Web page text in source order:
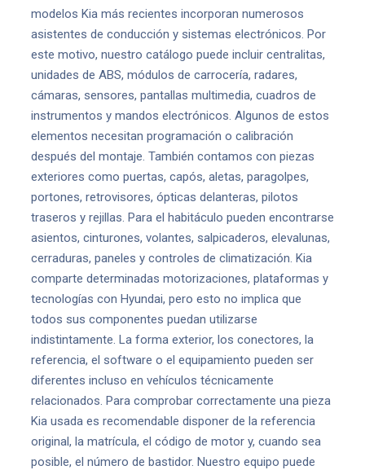
modelos Kia más recientes incorporan numerosos
asistentes de conducción y sistemas electrónicos. Por
este motivo, nuestro catálogo puede incluir centralitas,
unidades de ABS, módulos de carrocería, radares,
cámaras, sensores, pantallas multimedia, cuadros de
instrumentos y mandos electrónicos. Algunos de estos
elementos necesitan programación o calibración
después del montaje. También contamos con piezas
exteriores como puertas, capós, aletas, paragolpes,
portones, retrovisores, ópticas delanteras, pilotos
traseros y rejillas. Para el habitáculo pueden encontrarse
asientos, cinturones, volantes, salpicaderos, elevalunas,
cerraduras, paneles y controles de climatización. Kia
comparte determinadas motorizaciones, plataformas y
tecnologías con Hyundai, pero esto no implica que
todos sus componentes puedan utilizarse
indistintamente. La forma exterior, los conectores, la
referencia, el software o el equipamiento pueden ser
diferentes incluso en vehículos técnicamente
relacionados. Para comprobar correctamente una pieza
Kia usada es recomendable disponer de la referencia
original, la matrícula, el código de motor y, cuando sea
posible, el número de bastidor. Nuestro equipo puede